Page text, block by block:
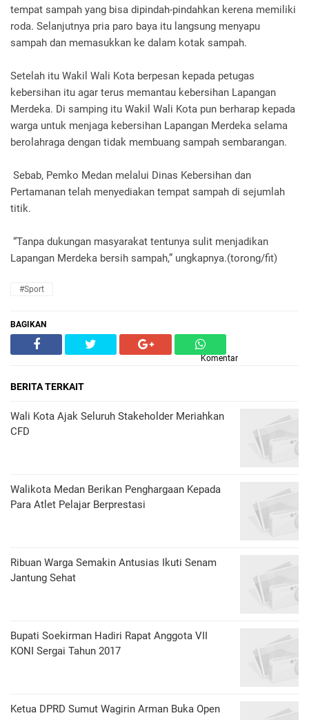
tempat sampah yang bisa dipindah-pindahkan kerena memiliki
roda. Selanjutnya pria paro baya itu langsung menyapu
sampah dan memasukkan ke dalam kotak sampah.
Setelah itu Wakil Wali Kota berpesan kepada petugas
kebersihan itu agar terus memantau kebersihan Lapangan
Merdeka. Di samping itu Wakil Wali Kota pun berharap kepada
warga untuk menjaga kebersihan Lapangan Merdeka selama
berolahraga dengan tidak membuang sampah sembarangan.
Sebab, Pemko Medan melalui Dinas Kebersihan dan
Pertamanan telah menyediakan tempat sampah di sejumlah
titik.
“Tanpa dukungan masyarakat tentunya sulit menjadikan
Lapangan Merdeka bersih sampah,” ungkapnya.(torong/fit)
#Sport
BAGIKAN
Komentar
BERITA TERKAIT
Wali Kota Ajak Seluruh Stakeholder Meriahkan
CFD
Walikota Medan Berikan Penghargaan Kepada
Para Atlet Pelajar Berprestasi
Ribuan Warga Semakin Antusias Ikuti Senam
Jantung Sehat
Bupati Soekirman Hadiri Rapat Anggota VII
KONI Sergai Tahun 2017
Ketua DPRD Sumut Wagirin Arman Buka Open